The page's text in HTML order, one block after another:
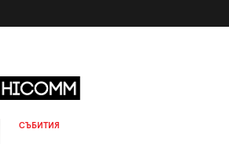
СЪБИТИЯ